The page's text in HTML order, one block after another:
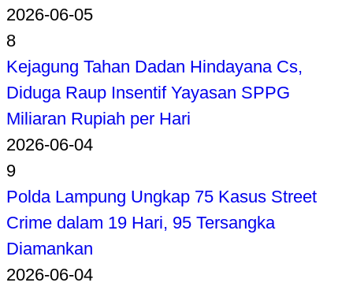
2026-06-05
8
Kejagung Tahan Dadan Hindayana Cs,
Diduga Raup Insentif Yayasan SPPG
Miliaran Rupiah per Hari
2026-06-04
9
Polda Lampung Ungkap 75 Kasus Street
Crime dalam 19 Hari, 95 Tersangka
Diamankan
2026-06-04